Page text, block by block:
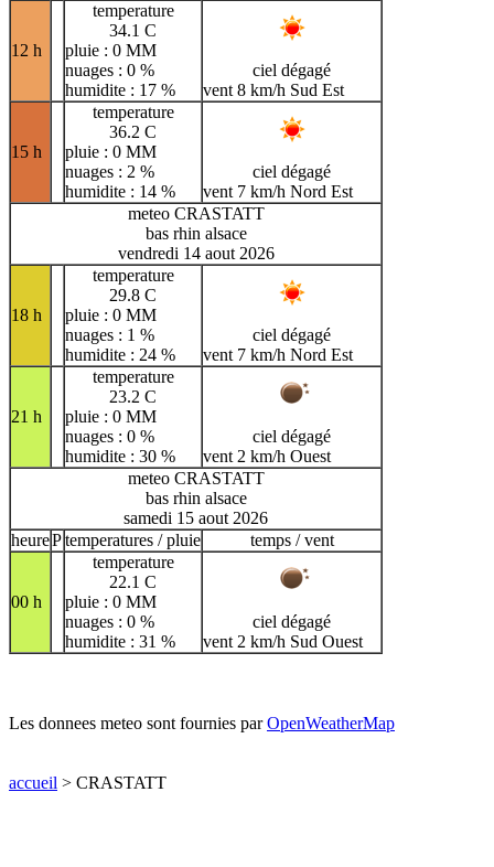
12 h
temperature
34.1 C
pluie : 0 MM
nuages : 0 %
humidite : 17 %
ciel dégagé
vent 8 km/h Sud Est
15 h
temperature
36.2 C
pluie : 0 MM
nuages : 2 %
humidite : 14 %
ciel dégagé
vent 7 km/h Nord Est
meteo CRASTATT
bas rhin alsace
vendredi 14 aout 2026
18 h
temperature
29.8 C
pluie : 0 MM
nuages : 1 %
humidite : 24 %
ciel dégagé
vent 7 km/h Nord Est
21 h
temperature
23.2 C
pluie : 0 MM
nuages : 0 %
humidite : 30 %
ciel dégagé
vent 2 km/h Ouest
meteo CRASTATT
bas rhin alsace
samedi 15 aout 2026
heurePtemperatures / pluie temps / vent
00 h
temperature
22.1 C
pluie : 0 MM
nuages : 0 %
humidite : 31 %
ciel dégagé
vent 2 km/h Sud Ouest
Les donnees meteo sont fournies parOpenWeatherMap
accueil > CRASTATT